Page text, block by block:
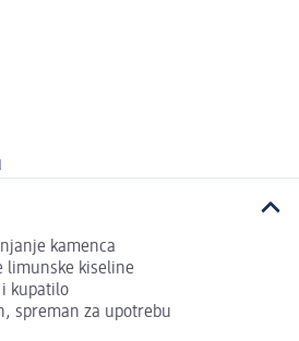
kamenca
limunske kiseline
i kupatilo
spreman za upotrebu